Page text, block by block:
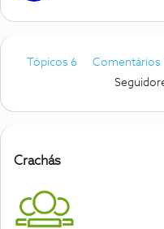
Tópicos 6 Comentários
Crachás